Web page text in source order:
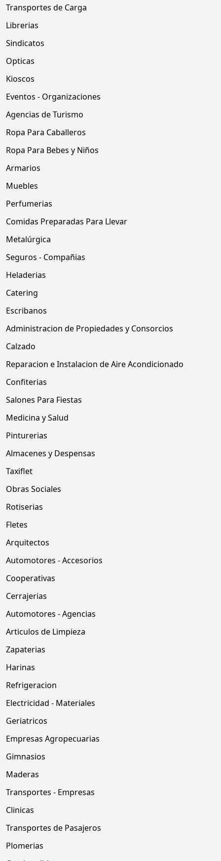
Transportes de Carga
Librerias
Sindicatos
Opticas
Kioscos
Eventos - Organizaciones
Agencias de Turismo
Ropa Para Caballeros
Ropa Para Bebes y Niños
Armarios
Muebles
Perfumerias
Comidas Preparadas Para Llevar
Metalúrgica
Seguros - Compañias
Heladerias
Catering
Escribanos
Administracion de Propiedades y Consorcios
Calzado
Reparacion e Instalacion de Aire Acondicionado
Confiterias
Salones Para Fiestas
Medicina y Salud
Pinturerias
Almacenes y Despensas
Taxiflet
Obras Sociales
Rotiserias
Fletes
Arquitectos
Automotores - Accesorios
Cooperativas
Cerrajerias
Automotores - Agencias
Articulos de Limpieza
Zapaterias
Harinas
Refrigeracion
Electricidad - Materiales
Geriatricos
Empresas Agropecuarias
Gimnasios
Maderas
Transportes - Empresas
Clinicas
Transportes de Pasajeros
Plomerias